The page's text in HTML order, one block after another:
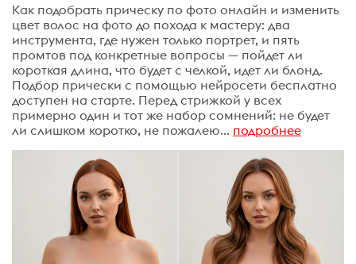
Как подобрать прическу по фото онлайн и изменить
цвет волос на фото до похода к мастеру: два
инструмента, где нужен только портрет, и пять
промтов под конкретные вопросы — пойдет ли
короткая длина, что будет с челкой, идет ли блонд.
Подбор прически с помощью нейросети бесплатно
доступен на старте. Перед стрижкой у всех
примерно один и тот же набор сомнений: не будет
ли слишком коротко, не пожалею... подробнее